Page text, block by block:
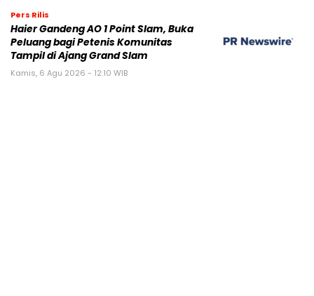
Pers Rilis
Haier Gandeng AO 1 Point Slam, Buka
Peluang bagi Petenis Komunitas
Tampil di Ajang Grand Slam
Kamis, 6 Agu 2026 - 12:10 WIB